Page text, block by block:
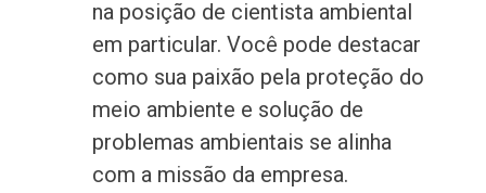
na posição de cientista ambiental
em particular. Você pode destacar
como sua paixão pela proteção do
meio ambiente e solução de
problemas ambientais se alinha
com a missão da empresa.